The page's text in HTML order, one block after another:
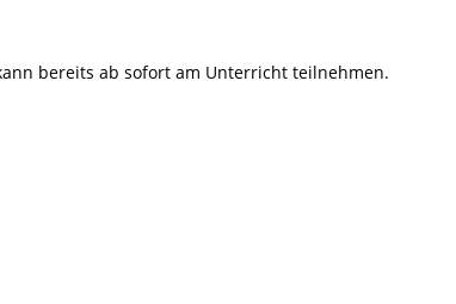
bereits ab sofort am Unterricht teilnehmen.